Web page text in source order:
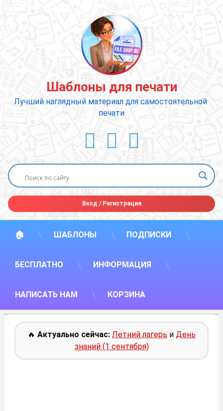
содержимому
Шаблоны для печати
Лучший наглядный материал для самостоятельной
печати
ВКонтакте
YouTube
E-mail
Вход /Регистрация
🏠 ШАБЛОНЫ ПОДПИСКИ
БЕСПЛАТНО ИНФОРМАЦИЯ
НАПИСАТЬ НАМ КОРЗИНА
🔥 Актуально сейчас: Летний лагерь и День
знаний (1 сентября)